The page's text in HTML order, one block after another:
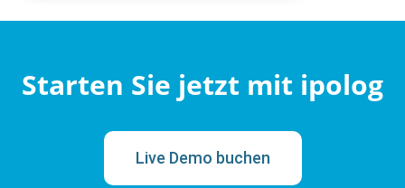
Starten Sie jetzt mit ipolog
Live Demo buchen